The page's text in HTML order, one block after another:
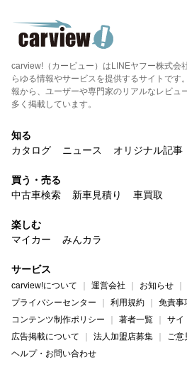
carview!（カービュー）はLINEヤフー株式会
らゆる情報やサービスを提供するサイトです
報から、ユーザーや専門家のリアルなレビュ
多く掲載しています。
知る
カタログ
ニュース オリジナル記事
買う・売る
中古車検索
新車見積り 車買取
楽しむ
マイカー
みんカラ
サービス
carview!について 運営会社 お知らせ
プライバシーセンター
利用規約
免責事
コンテンツ制作ポリシー
著者一覧
サイ
広告掲載について
法人加盟店募集
ご意
ヘルプ・お問い合わせ